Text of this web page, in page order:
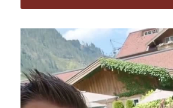
Jetzt
Livemusik, Urlaubsfeeling und